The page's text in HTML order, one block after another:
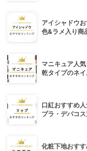
アイシャドウ
色&ラメ入り商
マニキュア人
乾タイプのネ
口紅おすすめ
プラ・デパコス
化粧下地おす